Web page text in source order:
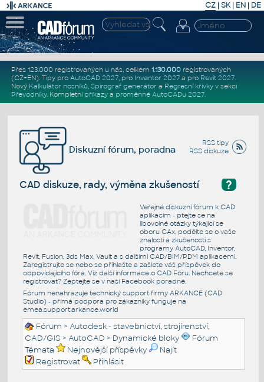
CZ | SK| EN | DE
Přes 123.000 registrovaných u nás, celkem 1.130.000registrovaných
(CZ+EN). Tipy pro AutoCAD 2027, pro Inventor 2027a pro Revit 2027.
Nový Kalkulátor nosníků, Spirograf generátor a Regresní křivkyv sekci
Převodníky. Kompletní příkazya proměnné AutoCADu 2027.
RSS tipy
RSS diskuze
Diskuzní fórum, poradna
?
CAD diskuze, rady, výměna zkušeností
Veřejné diskuzní fórum k CAD
aplikacím - ptejte se na
libovolné otázky týkající se
oboru CAx, podělte se o vaše
znalosti a zkušenosti s
programy AutoCAD, Inventor,
Revit, Fusion, 3ds Max, Vault a s dalšími CAD/BIM/PDM aplikacemi.
Zaregistrujte se nebo se přihlašte a zašlete váš příspěvek do
odpovídajícího fóra. Viz další informace o CAD Fóru. Nechcete se
registrovat? Zeptejte se v naší Facebook poradně.
Fórum nenahrazuje technický support firmy ARKANCE (CAD
Studio) - přímá podpora pro zákazníky funguje na
emea.support.arkance.world
Fórum >Autodesk - stavebnictví, strojírenství,
CAD/GIS >AutoCAD > Dynamické bloky
Fórum
Témata
Nejnovější příspěvky
Najít
Registrovat
Přihlásit